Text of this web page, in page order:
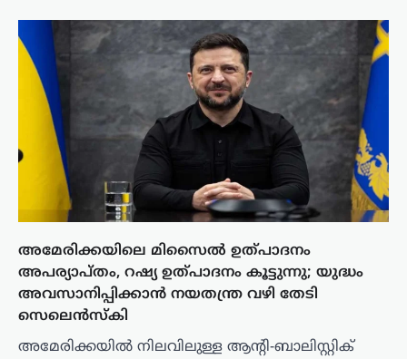
അമേരിക്കയിലെ മിസൈൽ ഉത്പാദനം
അപര്യാപ്തം, റഷ്യ ഉത്പാദനം കൂട്ടുന്നു; യുദ്ധം
അവസാനിപ്പിക്കാൻ നയതന്ത്ര വഴി തേടി
സെലെൻസ്‌കി
അമേരിക്കയിൽ നിലവിലുള്ള ആന്റി-ബാലിസ്റ്റിക്